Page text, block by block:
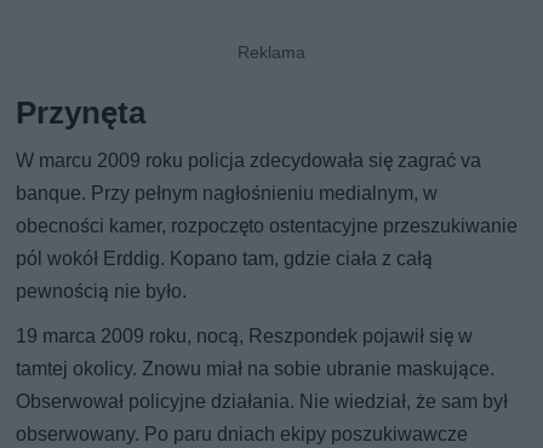
Przynęta
W marcu 2009 roku policja zdecydowała się zagrać va
banque. Przy pełnym nagłośnieniu medialnym, w
obecności kamer, rozpoczęto ostentacyjne przeszukiwanie
pól wokół Erddig. Kopano tam, gdzie ciała z całą
pewnością nie było.
19 marca 2009 roku, nocą, Reszpondek pojawił się w
tamtej okolicy. Znowu miał na sobie ubranie maskujące.
Obserwował policyjne działania. Nie wiedział, że sam był
obserwowany. Po paru dniach ekipy poszukiwawcze